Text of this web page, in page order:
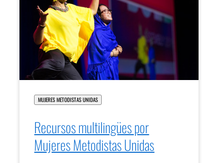
MUJERES METODISTAS UNIDAS
Recursos multilingües por
Mujeres Metodistas Unidas